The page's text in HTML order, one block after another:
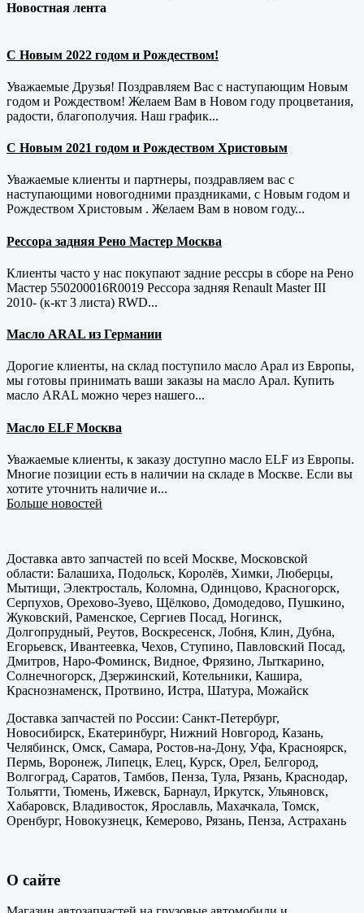
Новостная лента
С Новым 2022 годом и Рождеством!
Уважаемые Друзья! Поздравляем Вас с наступающим Новым
годом и Рождеством! Желаем Вам в Новом году процветания,
радости, благополучия. Наш график...
С Новым 2021 годом и Рождеством Христовым
Уважаемые клиенты и партнеры, поздравляем вас с
наступающими новогодними праздниками, с Новым годом и
Рождеством Христовым . Желаем Вам в новом году...
Рессора задняя Рено Мастер Москва
Клиенты часто у нас покупают задние рессры в сборе на Рено
Мастер 550200016R0019 Рессора задняя Renault Master III
2010- (к-кт 3 листа) RWD...
Масло ARAL из Германии
Дорогие клиенты, на склад поступило масло Арал из Европы,
мы готовы принимать ваши заказы на масло Арал. Купить
масло ARAL можно через нашего...
Масло ELF Москва
Уважаемые клиенты, к заказу доступно масло ELF из Европы.
Многие позиции есть в наличии на складе в Москве. Если вы
хотите уточнить наличие и...
Больше новостей
Доставка авто запчастей по всей Москве, Московской
области: Балашиха, Подольск, Королёв, Химки, Люберцы,
Мытищи, Электросталь, Коломна, Одинцово, Красногорск,
Серпухов, Орехово-Зуево, Щёлково, Домодедово, Пушкино,
Жуковский, Раменское, Сергиев Посад, Ногинск,
Долгопрудный, Реутов, Воскресенск, Лобня, Клин, Дубна,
Егорьевск, Ивантеевка, Чехов, Ступино, Павловский Посад,
Дмитров, Наро-Фоминск, Видное, Фрязино, Лыткарино,
Солнечногорск, Дзержинский, Котельники, Кашира,
Краснознаменск, Протвино, Истра, Шатура, Можайск
Доставка запчастей по России: Санкт-Петербург,
Новосибирск, Екатеринбург, Нижний Новгород, Казань,
Челябинск, Омск, Самара, Ростов-на-Дону, Уфа, Красноярск,
Пермь, Воронеж, Липецк, Елец, Курск, Орел, Белгород,
Волгоград, Саратов, Тамбов, Пенза, Тула, Рязань, Краснодар,
Тольятти, Тюмень, Ижевск, Барнаул, Иркутск, Ульяновск,
Хабаровск, Владивосток, Ярославль, Махачкала, Томск,
Оренбург, Новокузнецк, Кемерово, Рязань, Пенза, Астрахань
О сайте